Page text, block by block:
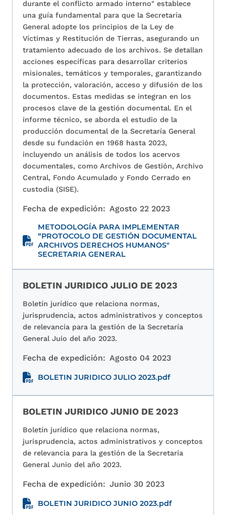
durante el conflicto armado interno" establece
una guía fundamental para que la Secretaría
General adopte los principios de la Ley de
Víctimas y Restitución de Tierras, asegurando un
tratamiento adecuado de los archivos. Se detallan
acciones específicas para desarrollar criterios
misionales, temáticos y temporales, garantizando
la protección, valoración, acceso y difusión de los
documentos. Estas medidas se integran en los
procesos clave de la gestión documental. En el
informe técnico, se aborda el estudio de la
producción documental de la Secretaría General
desde su fundación en 1968 hasta 2023,
incluyendo un análisis de todos los acervos
documentales, como Archivos de Gestión, Archivo
Central, Fondo Acumulado y Fondo Cerrado en
custodia (SISE).
Fecha de expedición: Agosto 22 2023
METODOLOGÍA PARA IMPLEMENTAR
“PROTOCOLO DE GESTIÓN DOCUMENTAL
ARCHIVOS DERECHOS HUMANOS"
SECRETARIA GENERAL
BOLETIN JURIDICO JULIO DE 2023
Boletín jurídico que relaciona normas,
jurisprudencia, actos administrativos y conceptos
de relevancia para la gestión de la Secretaría
General Juio del año 2023.
Fecha de expedición: Agosto 04 2023
BOLETIN JURIDICO JULIO 2023.pdf
BOLETIN JURIDICO JUNIO DE 2023
Boletín jurídico que relaciona normas,
jurisprudencia, actos administrativos y conceptos
de relevancia para la gestión de la Secretaría
General Junio del año 2023.
Fecha de expedición: Junio 30 2023
BOLETIN JURIDICO JUNIO 2023.pdf